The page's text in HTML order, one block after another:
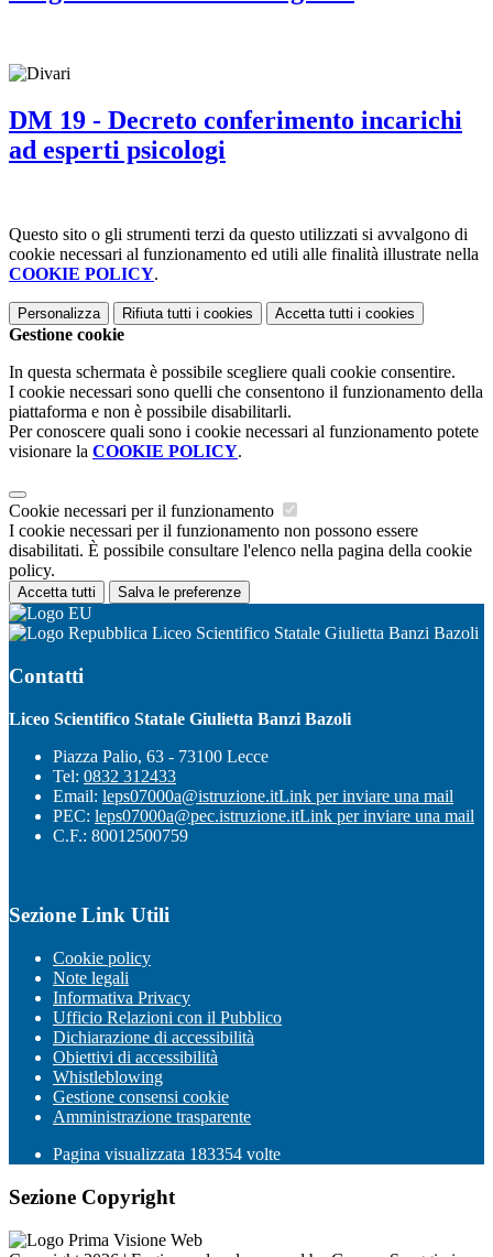
DM 19 - Decreto conferimento incarichi
ad esperti psicologi
Questo sito o gli strumenti terzi da questo utilizzati si avvalgono di
cookie necessari al funzionamento ed utili alle finalità illustrate nella
COOKIE POLICY.
Personalizza Rifiuta tutti i cookies Accetta tutti i cookies
Gestione cookie
In questa schermata è possibile scegliere quali cookie consentire.
I cookie necessari sono quelli che consentono il funzionamento della
piattaforma e non è possibile disabilitarli.
Per conoscere quali sono i cookie necessari al funzionamento potete
visionare la COOKIE POLICY.
Cookie necessari per il funzionamento
I cookie necessari per il funzionamento non possono essere
disabilitati. È possibile consultare l'elenco nella pagina della cookie
policy.
Accetta tutti Salva le preferenze
Liceo Scientifico Statale Giulietta Banzi Bazoli
Contatti
Liceo Scientifico Statale Giulietta Banzi Bazoli
Piazza Palio, 63 - 73100 Lecce
Tel: 0832 312433
Email: leps07000a@istruzione.itLink per inviare una mail
PEC: leps07000a@pec.istruzione.itLink per inviare una mail
C.F.: 80012500759
Sezione Link Utili
Cookie policy
Note legali
Informativa Privacy
Ufficio Relazioni con il Pubblico
Dichiarazione di accessibilità
Obiettivi di accessibilità
Whistleblowing
Gestione consensi cookie
Amministrazione trasparente
Pagina visualizzata 183354 volte
Sezione Copyright